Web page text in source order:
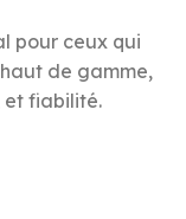
pour ceux qui
de gamme,
et fiabilité.